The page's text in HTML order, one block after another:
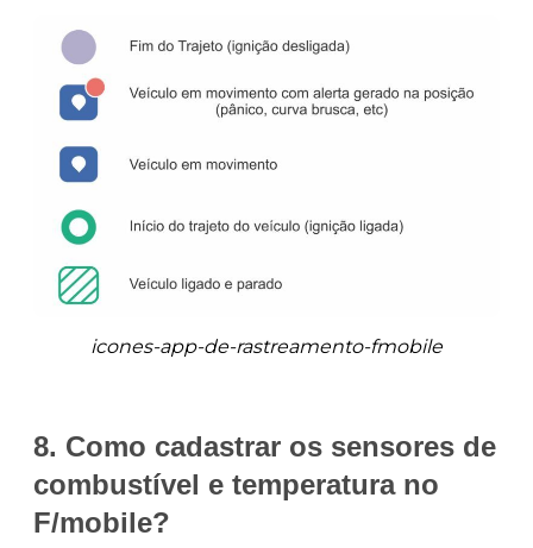
icones-app-de-rastreamento-fmobile
8. Como cadastrar os sensores de
combustível e temperatura no
F/mobile?